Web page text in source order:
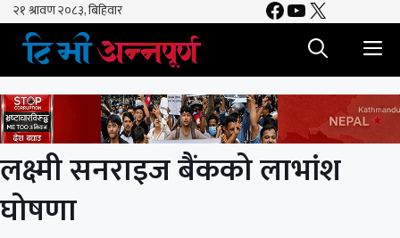
Skip
content
Facebook
YouTube
X
लक्ष्मी सनराइज बैंकको लाभांश
घोषणा